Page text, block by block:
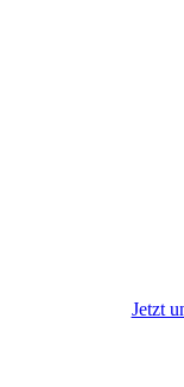
Jetzt